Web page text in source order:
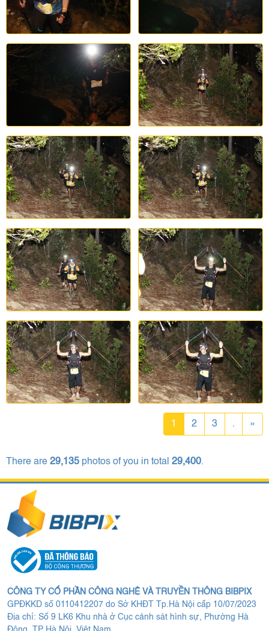
1 2 3 . »
There are 29,135 photos of you in total 29,400.
CÔNG TY CỔ PHẦN CÔNG NGHỆ VÀ TRUYỀN THÔNG BIBPIX
GPĐKKD số 0110412207 do Sở KHĐT Tp.Hà Nội cấp 10/07/2023
Địa chỉ: Số 9 LK6 Khu nhà ở Cục cảnh sát hình sự, Phường Hà